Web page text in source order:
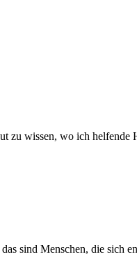
zu wissen, wo ich helfende
sind Menschen, die sich